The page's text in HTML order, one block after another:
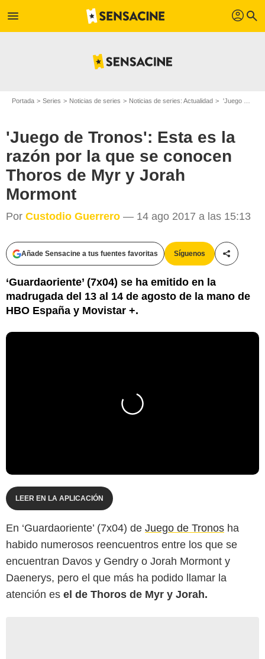
menu profil search
Portada Series Noticias de series Noticias de series: Actualidad 'Juego de Tronos': Esta es la razón por la que se conocen Thoros de Myr y Jorah Mormont
'Juego de Tronos': Esta es la
razón por la que se conocen
Thoros de Myr y Jorah
Mormont
Por Custodio Guerrero — 14 ago 2017 a las 15:13
Añade Sensacine a tus fuentes favoritas Síguenos
‘Guardaoriente’ (7x04) se ha emitido en la
madrugada del 13 al 14 de agosto de la mano de
HBO España y Movistar +.
LEER EN LA APLICACIÓN
En ‘Guardaoriente’ (7x04) de Juego de Tronos ha
habido numerosos reencuentros entre los que se
encuentran Davos y Gendry o Jorah Mormont y
Daenerys, pero el que más ha podido llamar la
atención es el de Thoros de Myr y Jorah.